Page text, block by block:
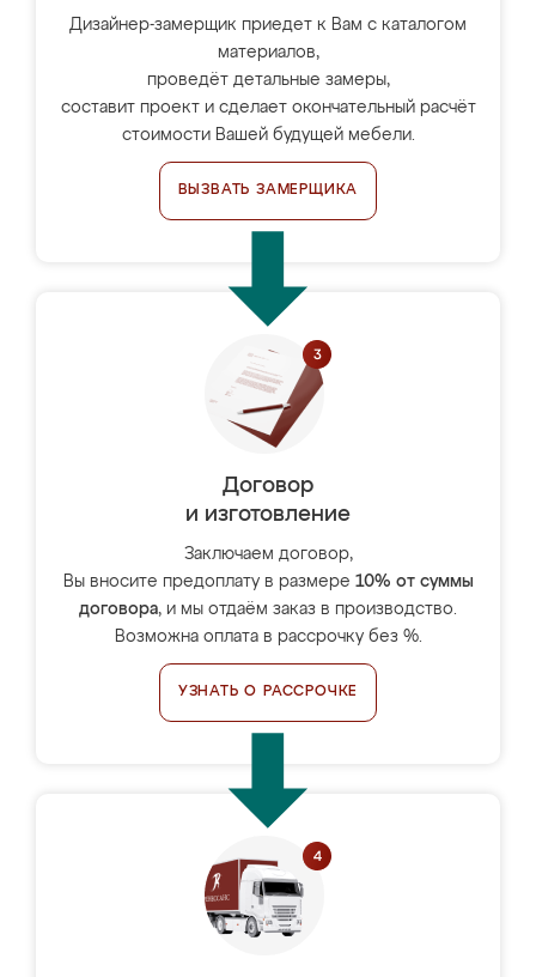
Дизайнер-замерщик приедет к Вам с каталогом
материалов,
проведёт детальные замеры,
составит проект и сделает окончательный расчёт
стоимости Вашей будущей мебели.
ВЫЗВАТЬ ЗАМЕРЩИКА
Договор
и изготовление
Заключаем договор,
Вы вносите предоплату в размере 10% от суммы
договора, и мы отдаём заказ в производство.
Возможна оплата в рассрочку без %.
УЗНАТЬ О РАССРОЧКЕ